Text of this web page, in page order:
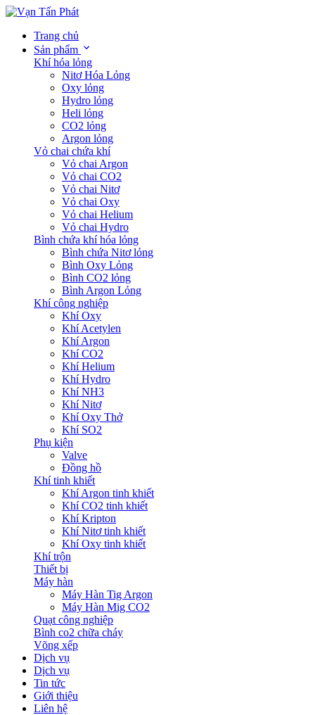
Trang chủ
Sản phẩm
Khí hóa lỏng
Nitơ Hóa Lỏng
Oxy lỏng
Hydro lỏng
Heli lỏng
CO2 lỏng
Argon lỏng
Vỏ chai chứa khí
Vỏ chai Argon
Vỏ chai CO2
Vỏ chai Nitơ
Vỏ chai Oxy
Vỏ chai Helium
Vỏ chai Hydro
Bình chứa khí hóa lỏng
Bình chứa Nitơ lỏng
Bình Oxy Lỏng
Bình CO2 lỏng
Bình Argon Lỏng
Khí công nghiệp
Khí Oxy
Khí Acetylen
Khí Argon
Khí CO2
Khí Helium
Khí Hydro
Khí NH3
Khí Nitơ
Khí Oxy Thở
Khí SO2
Phụ kiện
Valve
Đồng hồ
Khí tinh khiết
Khí Argon tinh khiết
Khí CO2 tinh khiết
Khí Kripton
Khí Nitơ tinh khiết
Khí Oxy tinh khiết
Khí trộn
Thiết bị
Máy hàn
Máy Hàn Tig Argon
Máy Hàn Mig CO2
Quạt công nghiệp
Bình co2 chữa cháy
Võng xếp
Dịch vụ
Dịch vụ
Tin tức
Giới thiệu
Liên hệ